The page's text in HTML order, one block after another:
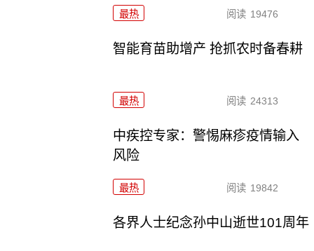
最热 阅读 19476
智能育苗助增产 抢抓农时备春耕
最热 阅读 24313
中疾控专家：警惕麻疹疫情输入
风险
最热 阅读 19842
各界人士纪念孙中山逝世101周年